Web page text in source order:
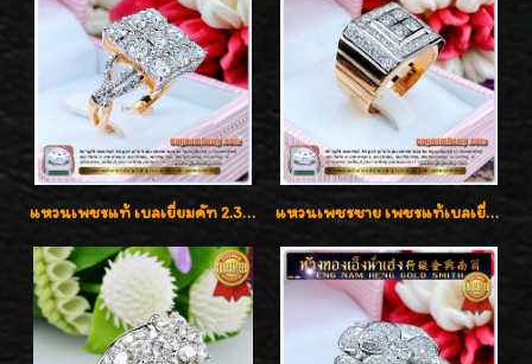
แหวนเพชรแท้ เบลเยี่ยมคัท 2.39 กะรัต น้ำ 98 F-Color/VVS ดีไซน์หน้ากว้างหรูเต็มนิ้ว แหวนเพชรชาย เพชรแท้เบลเยี่ยมคัท น้ำ100% D-Color/VVS 2.46 กะรัต